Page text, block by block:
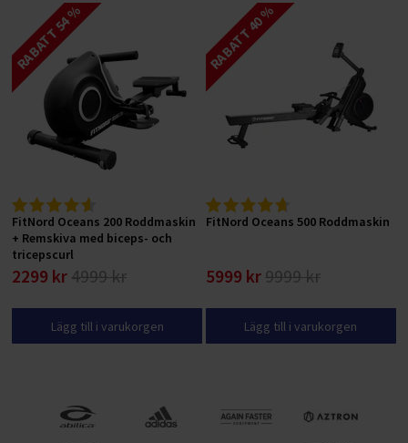
RABATT 54 %
FitNord Oceans 200 Roddmaskin
+ Remskiva med biceps- och
tricepscurl
2299 kr 4999 kr
Lägg till i varukorgen
RABATT 40 %
FitNord Oceans 500 Roddmaskin
5999 kr9999 kr
Lägg till i varukorgen